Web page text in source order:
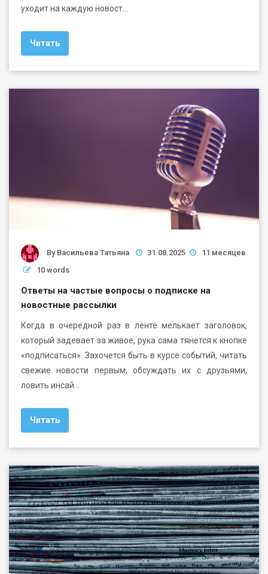
уходит на каждую новост…
Читать
By Васильева Татьяна 31.08.2025
11 месяцев
10 words
Ответы на частые вопросы о подписке на
новостные рассылки
Когда в очередной раз в ленте мелькает заголовок,
который задевает за живое, рука сама тянется к кнопке
«подписаться». Захочется быть в курсе событий, читать
свежие новости первым, обсуждать их с друзьями,
ловить инсай…
Читать